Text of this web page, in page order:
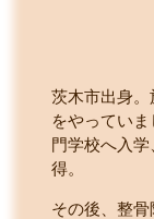
茨木市出身
をやってい
門学校へ入
得。
その後、整